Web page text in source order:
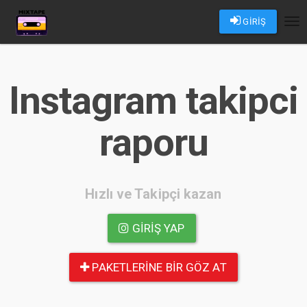
GİRİŞ
Instagram takipci
raporu
Hızlı ve Takipçi kazan
GIRIŞ YAP
PAKETLERINE BIR GÖZ AT